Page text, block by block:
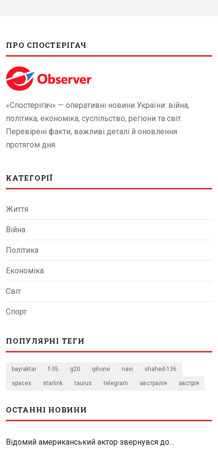
ПРО СПОСТЕРІГАЧ
«Спостерігач» — оперативні новини України: війна,
політика, економіка, суспільство, регіони та світ.
Перевірені факти, важливі деталі й оновлення
протягом дня.
КАТЕГОРІЇ
Життя
Війна
Політика
Економіка
Світ
Спорт
ПОПУЛЯРНІ ТЕГИ
bayraktar f-35 g20 iphone navi shahed-136
spacex starlink taurus telegram австралія австрія
ОСТАННІ НОВИНИ
Відомий американський актор звернувся до...